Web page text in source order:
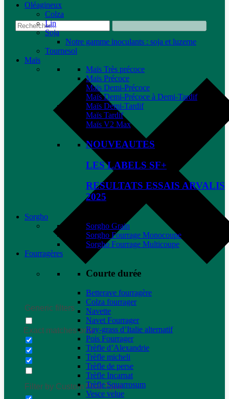
Generic filters
Exact matches only
Filter by Custom Post Type
Oléagineux
Colza
Lin
Soja
Notre gamme inoculants : soja et luzerne
Tournesol
Maïs
Maïs Très précoce
Maïs Précoce
Maïs Demi-Précoce
Maïs Demi-Précoce à Demi-Tardif
Maïs Demi-Tardif
Maïs Tardif
Maïs V2 Max
NOUVEAUTES
LES LABELS SF+
RESULTATS ESSAIS ARVALIS
2025
Sorgho
Sorgho Grain
Sorgho Fourrage Monocoupe
Sorgho Fourrage Multicoupe
Fourragères
Courte durée
Betterave fourragère
Colza fourrager
Navette
Navet Fourrager
Ray-grass d’Italie alternatif
Pois Fourrager
Trèfle d’Alexandrie
Trèfle micheli
Trèfle de perse
Trèfle Incarnat
Trèfle Squarrosum
Vesce velue